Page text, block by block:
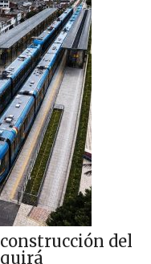
del